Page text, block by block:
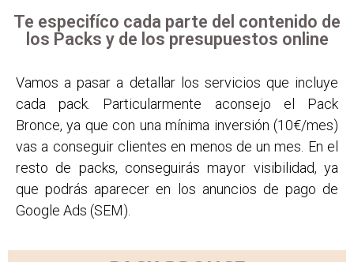
Te especifíco cada parte del contenido de
los Packs y de los presupuestos online
Vamos a pasar a detallar los servicios que incluye
cada pack. Particularmente aconsejo el Pack
Bronce, ya que con una mínima inversión (10€/mes)
vas a conseguir clientes en menos de un mes. En el
resto de packs, conseguirás mayor visibilidad, ya
que podrás aparecer en los anuncios de pago de
Google Ads (SEM).